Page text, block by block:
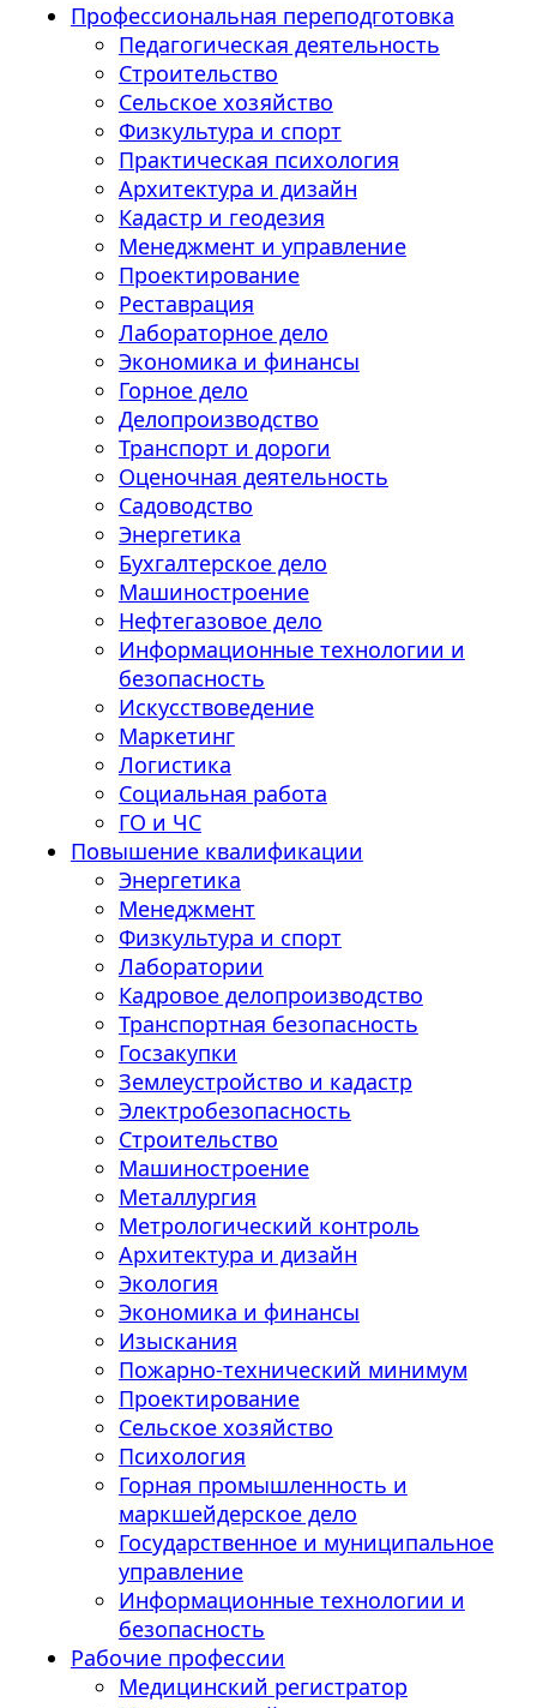
Профессиональная переподготовка
Педагогическая деятельность
Строительство
Сельское хозяйство
Физкультура и спорт
Практическая психология
Архитектура и дизайн
Кадастр и геодезия
Менеджмент и управление
Проектирование
Реставрация
Лабораторное дело
Экономика и финансы
Горное дело
Делопроизводство
Транспорт и дороги
Оценочная деятельность
Садоводство
Энергетика
Бухгалтерское дело
Машиностроение
Нефтегазовое дело
Информационные технологии и
безопасность
Искусствоведение
Маркетинг
Логистика
Социальная работа
ГО и ЧС
Повышение квалификации
Энергетика
Менеджмент
Физкультура и спорт
Лаборатории
Кадровое делопроизводство
Транспортная безопасность
Госзакупки
Землеустройство и кадастр
Электробезопасность
Строительство
Машиностроение
Металлургия
Метрологический контроль
Архитектура и дизайн
Экология
Экономика и финансы
Изыскания
Пожарно-технический минимум
Проектирование
Сельское хозяйство
Психология
Горная промышленность и
маркшейдерское дело
Государственное и муниципальное
управление
Информационные технологии и
безопасность
Рабочие профессии
Медицинский регистратор